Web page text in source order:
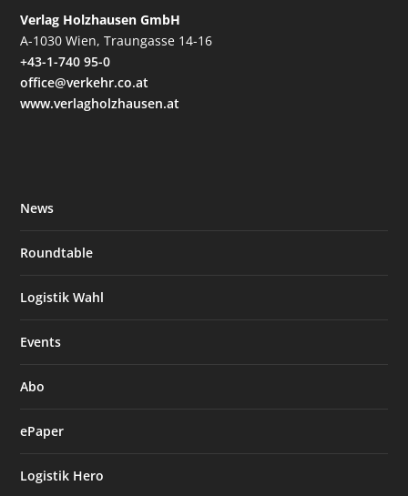
Verlag Holzhausen GmbH
A-1030 Wien, Traungasse 14-16
+43-1-740 95-0
office@verkehr.co.at
www.verlagholzhausen.at
News
Roundtable
Logistik Wahl
Events
Abo
ePaper
Logistik Hero